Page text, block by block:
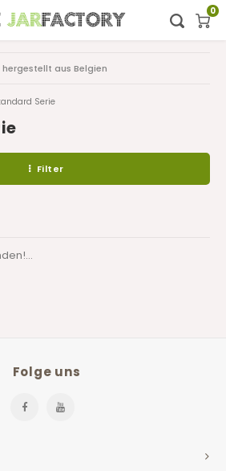
/ digital showroom
0
hergestellt aus Belgien
Serie
Filter
Folge uns